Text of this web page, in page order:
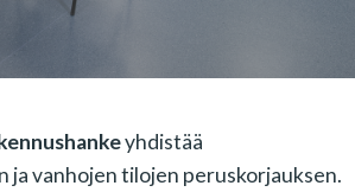
yhdistää
ja vanhojen tilojen peruskorjauksen.